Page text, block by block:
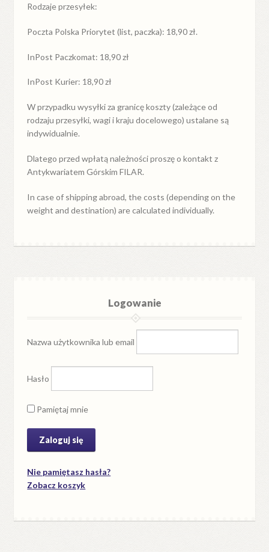
Rodzaje przesyłek:
Poczta Polska Priorytet (list, paczka): 18,90 zł.
InPost Paczkomat: 18,90 zł
InPost Kurier: 18,90 zł
W przypadkuwysyłkiza granicękoszty (zależące od
rodzaju przesyłki, wagi i kraju docelowego) ustalane są
indywidualnie.
Dlatego przed wpłatą należności proszę o kontakt z
Antykwariatem Górskim FILAR.
In case of shipping abroad, the costs (depending on the
weight and destination) are calculated individually.
Logowanie
Nazwa użytkownika lub email
Hasło
Pamiętaj mnie
Nie pamiętasz hasła?
Zobacz koszyk